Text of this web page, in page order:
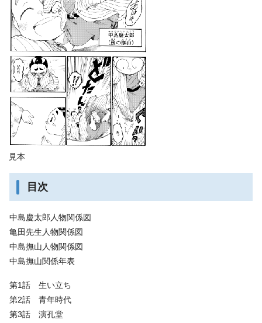
見本
目次
中島慶太郎人物関係図
亀田先生人物関係図
中島撫山人物関係図
中島撫山関係年表
第1話 生い立ち
第2話 青年時代
第3話 演孔堂